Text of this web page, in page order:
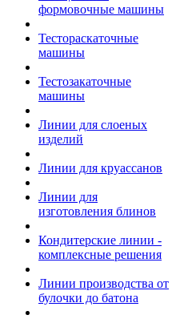
формовочные машины
Тестораскаточные
машины
Тестозакаточные
машины
Линии для слоеных
изделий
Линии для круассанов
Линии для
изготовления блинов
Кондитерские линии -
комплексные решения
Линии производства от
булочки до батона